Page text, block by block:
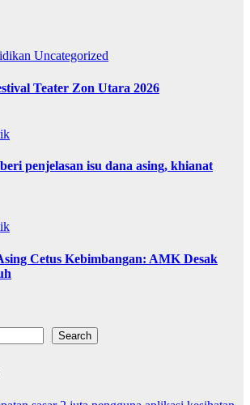
Uncategorized
Teater Zon Utara 2026
penjelasan isu dana asing, khianat
Cetus Kebimbangan: AMK Desak
Search